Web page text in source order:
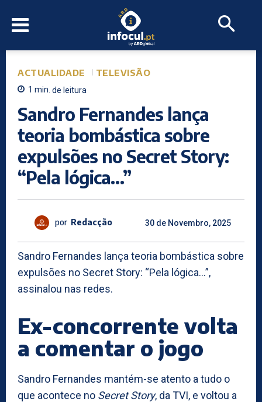
ACTUALIDADE TELEVISÃO
1 min. de leitura
Sandro Fernandes lança
teoria bombástica sobre
expulsões no Secret Story:
“Pela lógica…”
por Redacção 30 de Novembro, 2025
Sandro Fernandes lança teoria bombástica sobre
expulsões no Secret Story: “Pela lógica…”,
assinalou nas redes.
Ex-concorrente volta
a comentar o jogo
Sandro Fernandes mantém-se atento a tudo o
que acontece no Secret Story, da TVI, e voltou a